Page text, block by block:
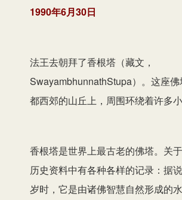
1990年6月30日
法王去朝拜了香根塔（藏文，
SwayambhunnathStupa）。这座
都西郊的山丘上，周围环绕着许多小
香根塔是世界上最古老的佛塔。关
历史资料中有各种各样的记录：据
岁时，它是由诸佛智慧自然形成的